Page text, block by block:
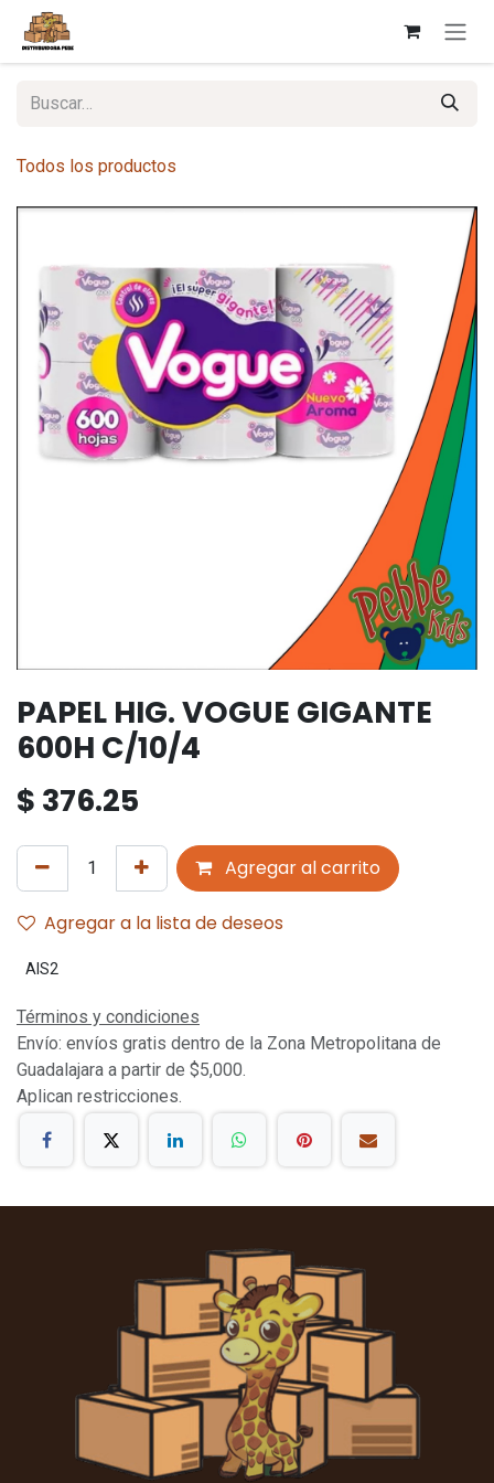
Ir al contenido
Todos los productos
PAPEL HIG. VOGUE GIGANTE
600H C/10/4
$ 376.25
Agregar al carrito
Agregar a la lista de deseos
AIS2
Términos y condiciones
Envío: envíos gratis dentro de la Zona Metropolitana de
Guadalajara a partir de $5,000.
Aplican restricciones.